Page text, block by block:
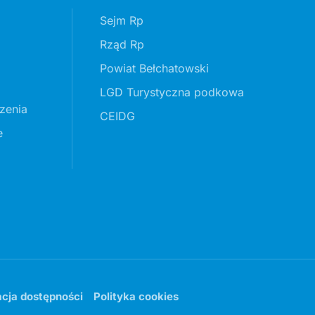
Sejm Rp
Rząd Rp
Powiat Bełchatowski
LGD Turystyczna podkowa
CEIDG
dostępności Polityka cookies